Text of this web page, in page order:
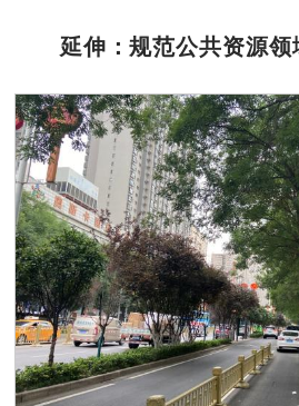
延伸：规范公共资源领